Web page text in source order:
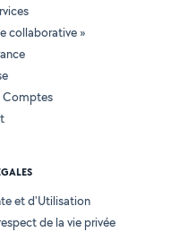
collaborative »
Comptes
et d'Utilisation
de la vie privée